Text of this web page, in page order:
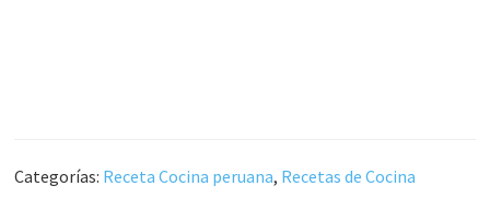
Categorías: Receta Cocina peruana, Recetas de Cocina